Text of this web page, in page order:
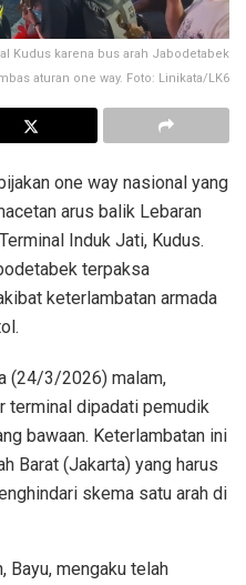
Kudus karena bus arah Jabodetabek
aturan one way. Foto: Linikata/LK6
one way nasional yang
arus balik Lebaran
Induk Jati, Kudus.
terpaksa
keterlambatan armada
(24/3/2026) malam,
terminal dipadati pemudik
bawaan. Keterlambatan ini
Barat (Jakarta) yang harus
skema satu arah di
Bayu, mengaku telah